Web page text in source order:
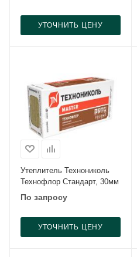
УТОЧНИТЬ ЦЕНУ
Утеплитель Технониколь
Технофлор Стандарт, 30мм
По запросу
УТОЧНИТЬ ЦЕНУ